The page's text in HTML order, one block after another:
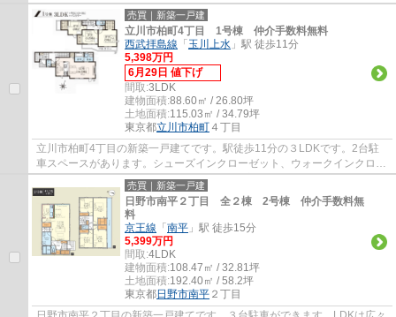
ンクローゼットとウォークインクローゼット...
売買｜新築一戸建
立川市柏町4丁目 1号棟 仲介手数料無料
西武拝島線 「 玉川上水 」駅 徒歩11分
5,398万円
6月29日 値下げ
間取:3LDK
建物面積:88.60㎡ / 26.80坪
土地面積:115.03㎡ / 34.79坪
東京都立川市柏町 ４丁目
立川市柏町4丁目の新築一戸建てです。駅徒歩11分の３LDKです。2台駐
車スペースがあります。シューズインクローゼット、ウォークインクロー
ゼット2か所があるので収納に困りません。立...
売買｜新築一戸建
日野市南平２丁目 全２棟 2号棟 仲介手数料無
料
京王線 「 南平 」駅 徒歩15分
5,399万円
間取:4LDK
建物面積:108.47㎡ / 32.81坪
土地面積:192.40㎡ / 58.2坪
東京都日野市南平 ２丁目